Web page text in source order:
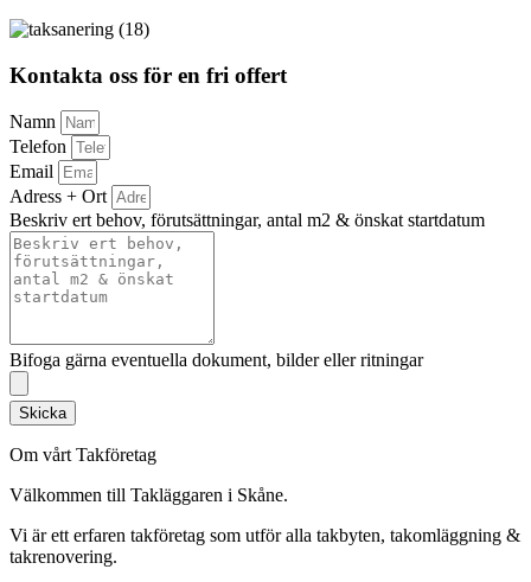
Kontakta oss för en fri offert
Namn
Telefon
Email
Adress + Ort
Beskriv ert behov, förutsättningar, antal m2 & önskat startdatum
Bifoga gärna eventuella dokument, bilder eller ritningar
Skicka
Om vårt Takföretag
Välkommen till Takläggaren i Skåne.
Vi är ett erfaren takföretag som utför alla takbyten, takomläggning &
takrenovering.